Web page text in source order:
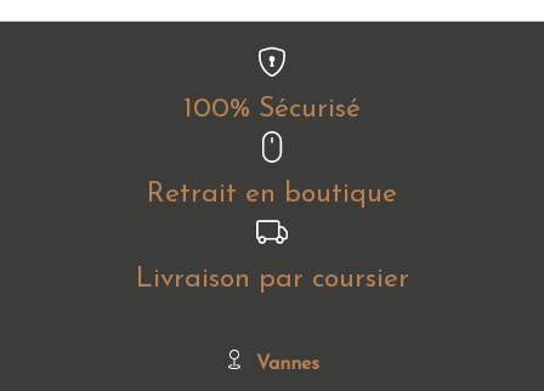
100% Sécurisé
Retrait en boutique
Livraison par coursier
Vannes